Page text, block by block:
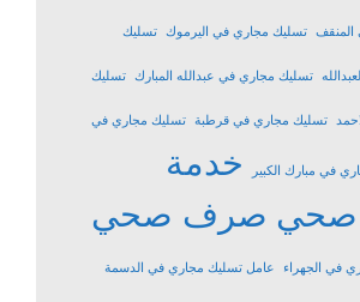
تسليك مجاري في اليرموك تسليك
تسليك مجاري في عبدالله المبارك تسليك
تسليك مجاري في قرطبة تسليك مجاري في
في مبارك الكبير
خدمة
صرف صحي
في الجهراء عامل تسليك مجاري في الدسمة